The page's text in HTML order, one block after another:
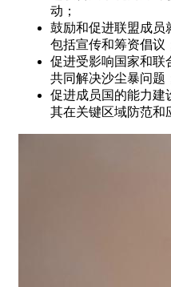
动；
鼓励和促进联盟成员
包括宣传和筹资倡议
促进受影响国家和联
共同解决沙尘暴问题
促进成员国的能力建
其在关键区域防范和